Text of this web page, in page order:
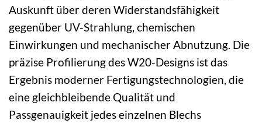
Auskunft über deren Widerstandsfähigkeit
gegenüber UV-Strahlung, chemischen
Einwirkungen und mechanischer Abnutzung. Die
präzise Profilierung des W20-Designs ist das
Ergebnis moderner Fertigungstechnologien, die
eine gleichbleibende Qualität und
Passgenauigkeit jedes einzelnen Blechs